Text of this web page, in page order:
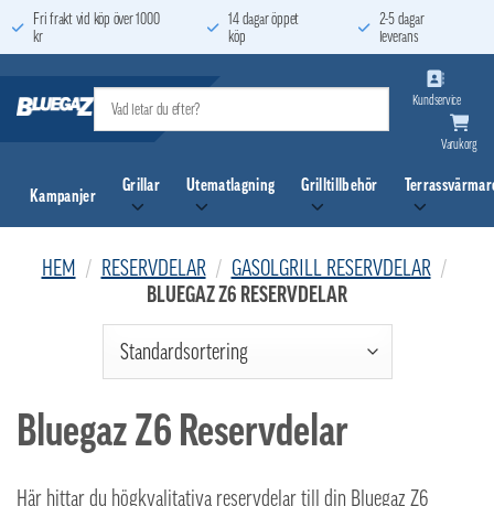
to
Fri frakt vid köp över 1000
kr
14 dagar öppet
köp
2-5 dagar
leverans
Kundservice
Varukorg
Kampanjer
Grillar Utematlagning Grilltillbehör
HEM / RESERVDELAR / GASOLGRILL RESERVDELAR /
BLUEGAZ Z6 RESERVDELAR
Bluegaz Z6 Reservdelar
Här hittar du högkvalitativa reservdelar till din Bluegaz Z6